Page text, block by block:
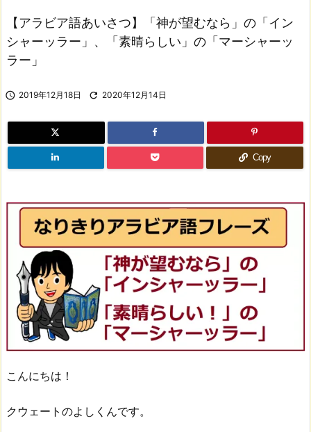
【アラビア語あいさつ】「神が望むなら」の「イン
シャーッラー」、「素晴らしい」の「マーシャーッ
ラー」
 2019年12月18日  2020年12月14日
Copy
こんにちは！
クウェートのよしくんです。